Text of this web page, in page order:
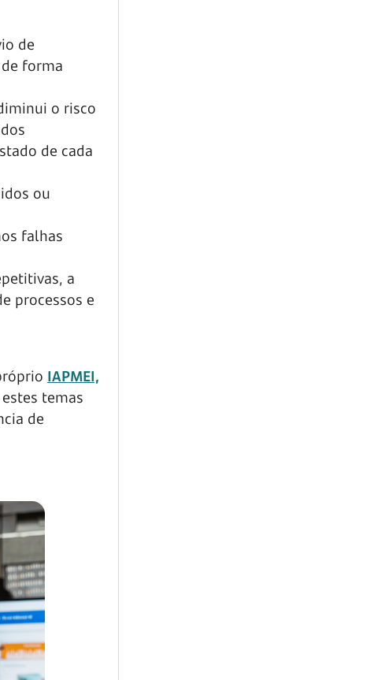
de
forma
o risco
de cada
ou
falhas
a
processos e
IAPMEI,
temas
de